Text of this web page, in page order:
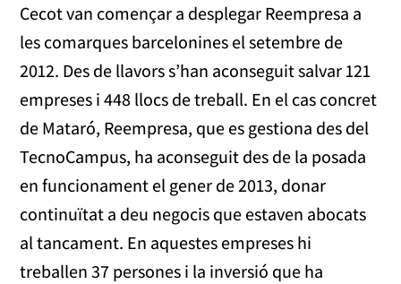
Cecot van començar a desplegar Reempresa a
les comarques barcelonines el setembre de
2012. Des de llavors s’han aconseguit salvar 121
empreses i 448 llocs de treball. En el cas concret
de Mataró, Reempresa, que es gestiona des del
TecnoCampus, ha aconseguit des de la posada
en funcionament el gener de 2013, donar
continuïtat a deu negocis que estaven abocats
al tancament. En aquestes empreses hi
treballen 37 persones i la inversió que ha